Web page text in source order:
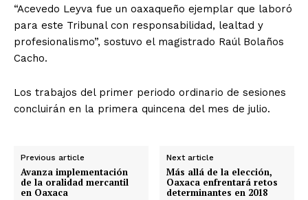
+ Todas las formas de lucha, potencialmente enlazadas
“Acevedo Leyva fue un oaxaqueño ejemplar que laboró
para este Tribunal con responsabilidad, lealtad y
profesionalismo”, sostuvo el magistrado Raúl Bolaños
Cacho.
Los trabajos del primer periodo ordinario de sesiones
concluirán en la primera quincena del mes de julio.
Previous article
Avanza implementación
de la oralidad mercantil
en Oaxaca
Next article
Más allá de la elección,
Oaxaca enfrentará retos
determinantes en 2018